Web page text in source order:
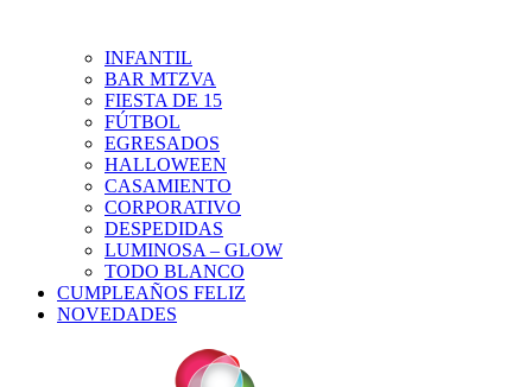
INFANTIL
BAR MTZVA
FIESTA DE 15
FÚTBOL
EGRESADOS
HALLOWEEN
CASAMIENTO
CORPORATIVO
DESPEDIDAS
LUMINOSA – GLOW
TODO BLANCO
CUMPLEAÑOS FELIZ
NOVEDADES